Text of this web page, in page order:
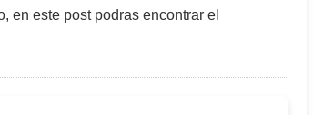
en este post podras encontrar el